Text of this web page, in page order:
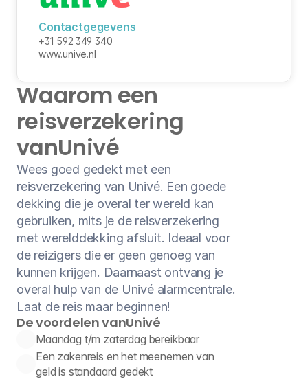
Bagage verzekering
Gevaarlijke sporten
Ongevallendekking
Veelgestelde vragen
Nieuws
Klantenservice
Nu open tot 17:30
Waarom een
reisverzekering
vanUnivé
Wees goed gedekt met een
reisverzekering van Univé. Een goede
dekking die je overal ter wereld kan
gebruiken, mits je de reisverzekering
met werelddekking afsluit. Ideaal voor
de reizigers die er geen genoeg van
kunnen krijgen. Daarnaast ontvang je
overal hulp van de Univé alarmcentrale.
Laat de reis maar beginnen!
De voordelen vanUnivé
Maandag t/m zaterdag bereikbaar
Een zakenreis en het meenemen van
geld is standaard gedekt
Contactgegevens
+31 592 349 340
www.unive.nl